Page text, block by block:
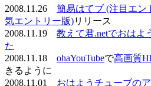
2008.11.26 簡易はてブ (注目エン
気エントリー版)リリース
2008.11.19 教えて君.netでおはよ
た
2008.11.18 ohaYouTubeで高画質
きるように
2008.11.01 おはようチューブの